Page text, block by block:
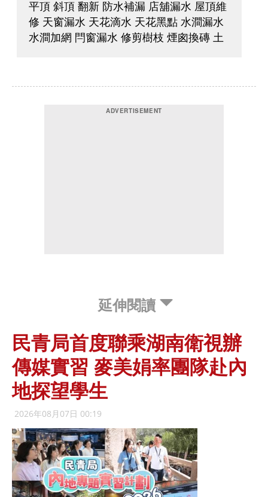
延伸閱讀
民青局首度聯乘湖南衛視辦
傳媒實習 麥美娟率團隊赴內
地探望學生
2026年08月07日 00:19